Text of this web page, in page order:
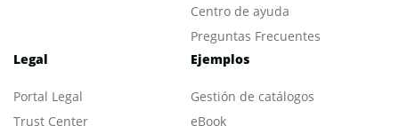
Centro de ayuda
Preguntas Frecuentes
Legal
Portal L egal
Trust Center
Ejemplos
Gestión de catálogos
eBook